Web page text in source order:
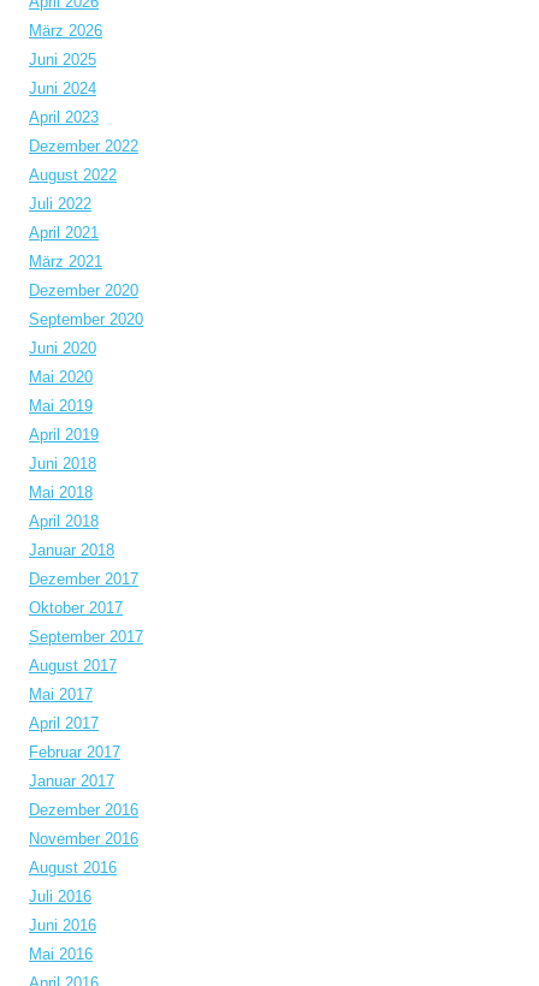
März 2026
Juni 2025
Juni 2024
April 2023
Dezember 2022
August 2022
Juli 2022
April 2021
März 2021
Dezember 2020
September 2020
Juni 2020
Mai 2020
Mai 2019
April 2019
Juni 2018
Mai 2018
April 2018
Januar 2018
Dezember 2017
Oktober 2017
September 2017
August 2017
Mai 2017
April 2017
Februar 2017
Januar 2017
Dezember 2016
November 2016
August 2016
Juli 2016
Juni 2016
Mai 2016